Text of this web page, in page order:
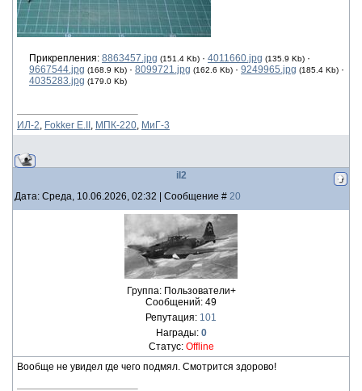
Прикрепления: 8863457.jpg (151.4 Kb) · 4011660.jpg (135.9 Kb) ·
9667544.jpg (168.9 Kb) · 8099721.jpg (162.6 Kb) · 9249965.jpg (185.4 Kb) ·
4035283.jpg (179.0 Kb)
ИЛ-2, Fokker E.II , МПК-220, МиГ-3
il2
Дата: Среда, 10.06.2026, 02:32 | Сообщение # 20
Группа: Пользователи+
Сообщений: 49
Репутация: 101
Награды: 0
Статус: Offline
Вообще не увидел где чего подмял. Смотрится здорово!